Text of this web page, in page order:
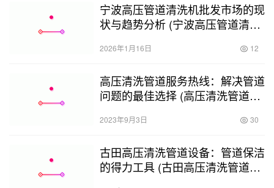
宁波高压管道清洗机批发市场的现
状与趋势分析 (宁波高压管道清洗
2026年1月16日 12
高压清洗管道服务热线：解决管道
问题的最佳选择 (高压清洗管道服
2023年9月3日 30
古田高压清洗管道设备：管道保洁
的得力工具 (古田高压清洗管道设